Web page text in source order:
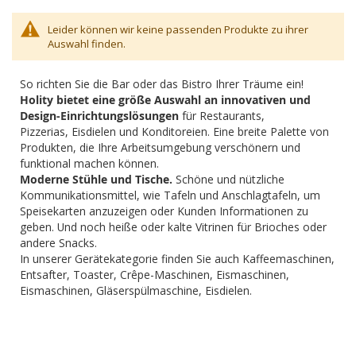
Leider können wir keine passenden Produkte zu ihrer
Auswahl finden.
So richten Sie die Bar oder das Bistro Ihrer Träume ein!
Holity bietet eine größe Auswahl an innovativen und
Design-Einrichtungslösungen für Restaurants,
Pizzerias, Eisdielen und Konditoreien. Eine breite Palette von
Produkten, die Ihre Arbeitsumgebung verschönern und
funktional machen können.
Moderne Stühle und Tische. Schöne und nützliche
Kommunikationsmittel, wie Tafeln und Anschlagtafeln, um
Speisekarten anzuzeigen oder Kunden Informationen zu
geben. Und noch heiße oder kalte Vitrinen für Brioches oder
andere Snacks.
In unserer Gerätekategorie finden Sie auch Kaffeemaschinen,
Entsafter, Toaster, Crêpe-Maschinen, Eismaschinen,
Eismaschinen, Gläserspülmaschine, Eisdielen.